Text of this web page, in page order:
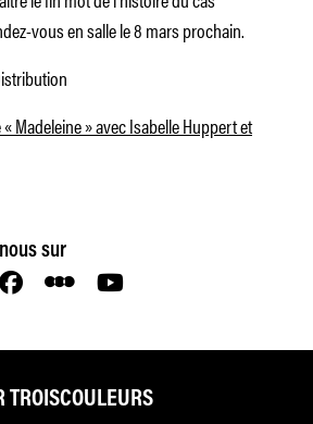
vous en salle le 8 mars prochain.
Madeleine » avec Isabelle Huppert et
sur
TROISCOULEURS